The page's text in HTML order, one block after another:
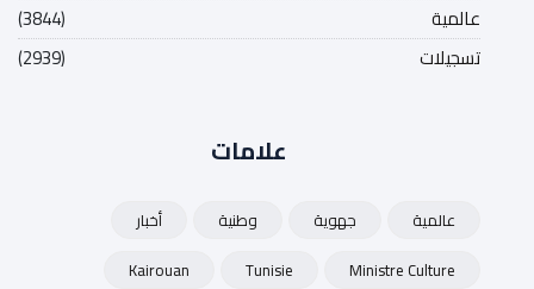
عالمية
(3844)
تسجيلات
(2939)
علامات
عالمية جهوية وطنية
أخبار
Ministre Culture
Tunisie
Kairouan